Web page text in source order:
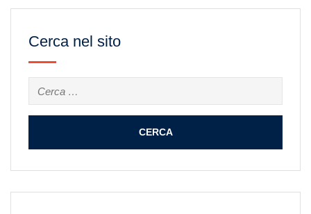
Cerca nel sito
Ricerca
per: